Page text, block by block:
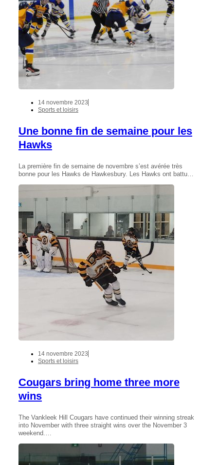
14 novembre 2023
Sports et loisirs
Une bonne fin de semaine pour les
Hawks
La première fin de semaine de novembre s’est avérée très
bonne pour les Hawks de Hawkesbury. Les Hawks ont battu…
14 novembre 2023
Sports et loisirs
Cougars bring home three more
wins
The Vankleek Hill Cougars have continued their winning streak
into November with three straight wins over the November 3
weekend.…